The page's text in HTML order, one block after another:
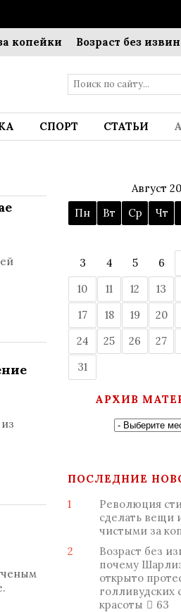
Возраст без
СПОРТ СТАТЬИ
Август
Пн
Вт Ср Чт
3
4 5 6
10
11 12 13
17
18 19 20
24
25 26 27
31
АРХИВ
ПОСЛЕДНИЕ
1
Революция
сделать вещи
чистыми за
2
Возраст без
почему
открыто
голливудских
красоты
63